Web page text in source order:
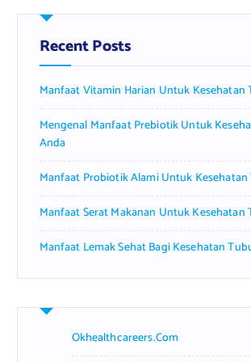
h
f
o
:
Recent Posts
Manfaat Vitamin Harian Untuk Kesehatan
Mengenal Manfaat Prebiotik Untuk
Anda
Manfaat Probiotik Alami Untuk
Manfaat Serat Makanan Untuk Kesehatan
Manfaat Lemak Sehat Bagi Kesehatan
Okhealthcareers.com